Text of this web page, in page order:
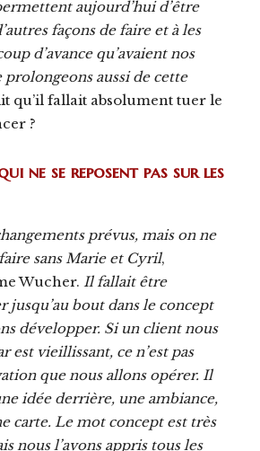
aujourd’hui d’être
façons de faire et à les
d’avance qu’avaient nos
prolongeons aussi de cette
qu’il fallait absolument tuer le
?
ne se reposent pas sur les
prévus, mais on ne
sans Marie et Cyril,
Wucher. Il fallait être
jusqu’au bout dans le concept
développer. Si un client nous
est vieillissant, ce n’est pas
que nous allons opérer. Il
idée derrière, une ambiance,
carte. Le mot concept est très
nous l’avons appris tous les